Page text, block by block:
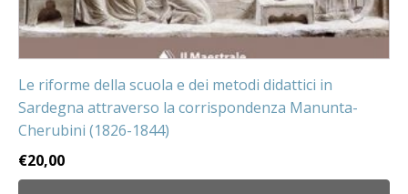
Le riforme della scuola e dei metodi didattici in
Sardegna attraverso la corrispondenza Manunta-
Cherubini (1826-1844)
€20,00